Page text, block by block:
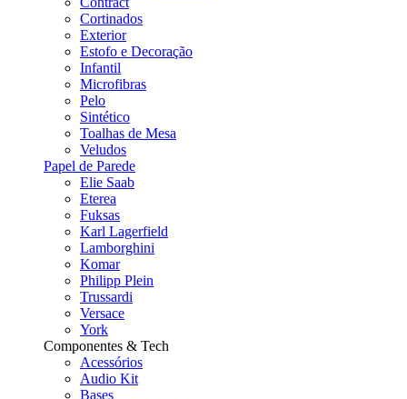
Cortinados
Exterior
Estofo e Decoração
Infantil
Microfibras
Pelo
Sintético
Toalhas de Mesa
Veludos
Papel de Parede
Elie Saab
Eterea
Fuksas
Karl Lagerfield
Lamborghini
Komar
Philipp Plein
Trussardi
Versace
York
Componentes & Tech
Acessórios
Audio Kit
Bases